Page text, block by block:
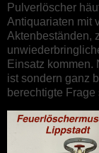
Pulverlöscher
Antiquariaten mit
Aktenbeständen,
Einsatz kommen.
ist sondern ganz
berechtigte